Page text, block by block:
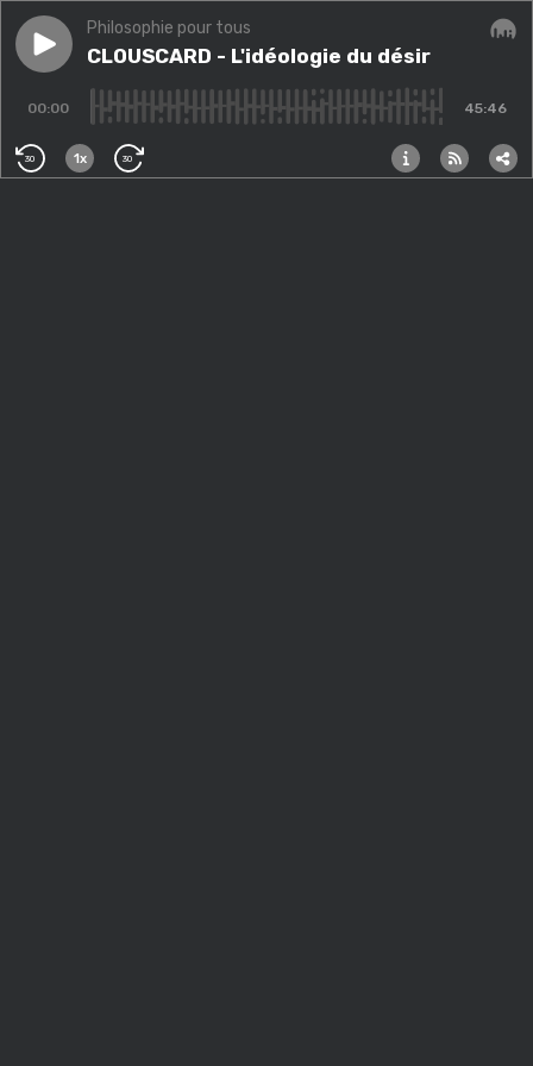
Play episode CLOUSCARD - L'idéologie du désir
Philosophie pour tous
CLOUSCARD - L'idéologie du désir
00:00 45:46
30 1x 30